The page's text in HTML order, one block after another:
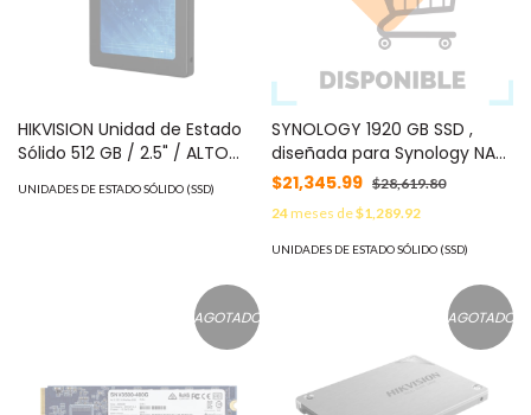
HIKVISION Unidad de Estado
Sólido 512 GB / 2.5" / ALTO
PERFORMANCE / Para Gaming
y PC Trabajo Pesado MOD:
UNIDADES DE ESTADO SÓLIDO (SSD)
SYNOLOGY 1920 GB SSD ,
diseñada para Synology NAS
MOD: SAT52101920G
$21,345.99 $28,619.80
24meses de$1,289.92
UNIDADES DE ESTADO SÓLIDO (SSD)
AGOTADO AGOTADO